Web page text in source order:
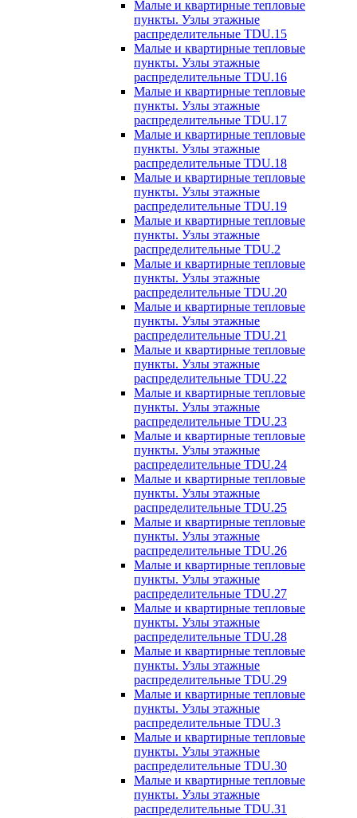
Малые и квартирные тепловые
пункты. Узлы этажные
распределительные TDU.15
Малые и квартирные тепловые
пункты. Узлы этажные
распределительные TDU.16
Малые и квартирные тепловые
пункты. Узлы этажные
распределительные TDU.17
Малые и квартирные тепловые
пункты. Узлы этажные
распределительные TDU.18
Малые и квартирные тепловые
пункты. Узлы этажные
распределительные TDU.19
Малые и квартирные тепловые
пункты. Узлы этажные
распределительные TDU.2
Малые и квартирные тепловые
пункты. Узлы этажные
распределительные TDU.20
Малые и квартирные тепловые
пункты. Узлы этажные
распределительные TDU.21
Малые и квартирные тепловые
пункты. Узлы этажные
распределительные TDU.22
Малые и квартирные тепловые
пункты. Узлы этажные
распределительные TDU.23
Малые и квартирные тепловые
пункты. Узлы этажные
распределительные TDU.24
Малые и квартирные тепловые
пункты. Узлы этажные
распределительные TDU.25
Малые и квартирные тепловые
пункты. Узлы этажные
распределительные TDU.26
Малые и квартирные тепловые
пункты. Узлы этажные
распределительные TDU.27
Малые и квартирные тепловые
пункты. Узлы этажные
распределительные TDU.28
Малые и квартирные тепловые
пункты. Узлы этажные
распределительные TDU.29
Малые и квартирные тепловые
пункты. Узлы этажные
распределительные TDU.3
Малые и квартирные тепловые
пункты. Узлы этажные
распределительные TDU.30
Малые и квартирные тепловые
пункты. Узлы этажные
распределительные TDU.31